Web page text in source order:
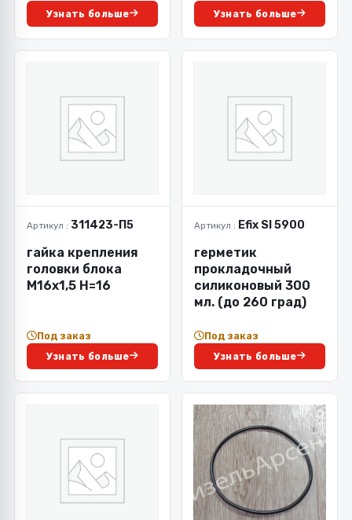
Узнать больше
Узнать больше
Артикул : 311423-П5
гайка крепления
головки блока
М16х1,5 Н=16
Под заказ
Узнать больше
Артикул : Efix Sl 5900
герметик
прокладочный
силиконовый 300
мл. (до 260 град)
Под заказ
Узнать больше